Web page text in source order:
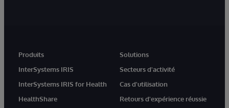
Produits
InterSystems IRIS
InterSystems IRIS for Health
HealthShare
Solutions
Secteurs d'activité
Cas d'utilisation
Retours d'expérience réussie